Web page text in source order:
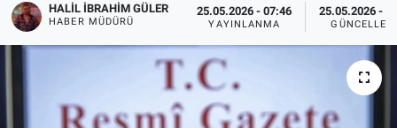
HALIL İBRAHIM GÜLER
HABER MÜDÜRÜ
25.05.2026 - 07:46
YAYINLANMA
25.05.2026 -